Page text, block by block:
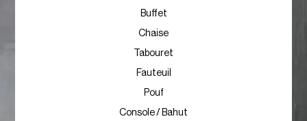
Buffet
Chaise
Tabouret
Fauteuil
Pouf
Console / Bahut